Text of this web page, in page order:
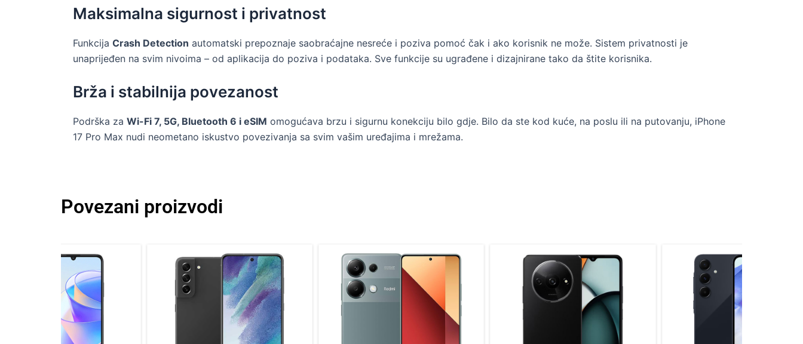
Maksimalna sigurnost i privatnost
Funkcija Crash Detection automatski prepoznaje saobraćajne nesreće i poziva pomoć čak i ako korisnik ne može. Sistem privatnosti je
unaprijeđen na svim nivoima – od aplikacija do poziva i podataka. Sve funkcije su ugrađene i dizajnirane tako da štite korisnika.
Brža i stabilnija povezanost
Podrška za Wi-Fi 7, 5G, Bluetooth 6 i eSIM omogućava brzu i sigurnu konekciju bilo gdje. Bilo da ste kod kuće, na poslu ili na putovanju, iPhone
17 Pro Max nudi neometano iskustvo povezivanja sa svim vašim uređajima i mrežama.
Povezani proizvodi